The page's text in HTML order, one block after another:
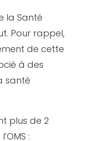
la Santé
Pour rappel,
de cette
à des
santé
plus de 2
: